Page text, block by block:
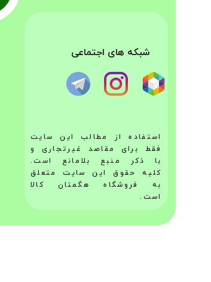
شبکه های اجتماعی
استفاده از مطالب این سایت
فقط برای مقاصد غیرتجاری و
با ذکر منبع بلامانع است.
کلیه حقوق این سایت متعلق
به فروشگاه هگمتان کالا
است.